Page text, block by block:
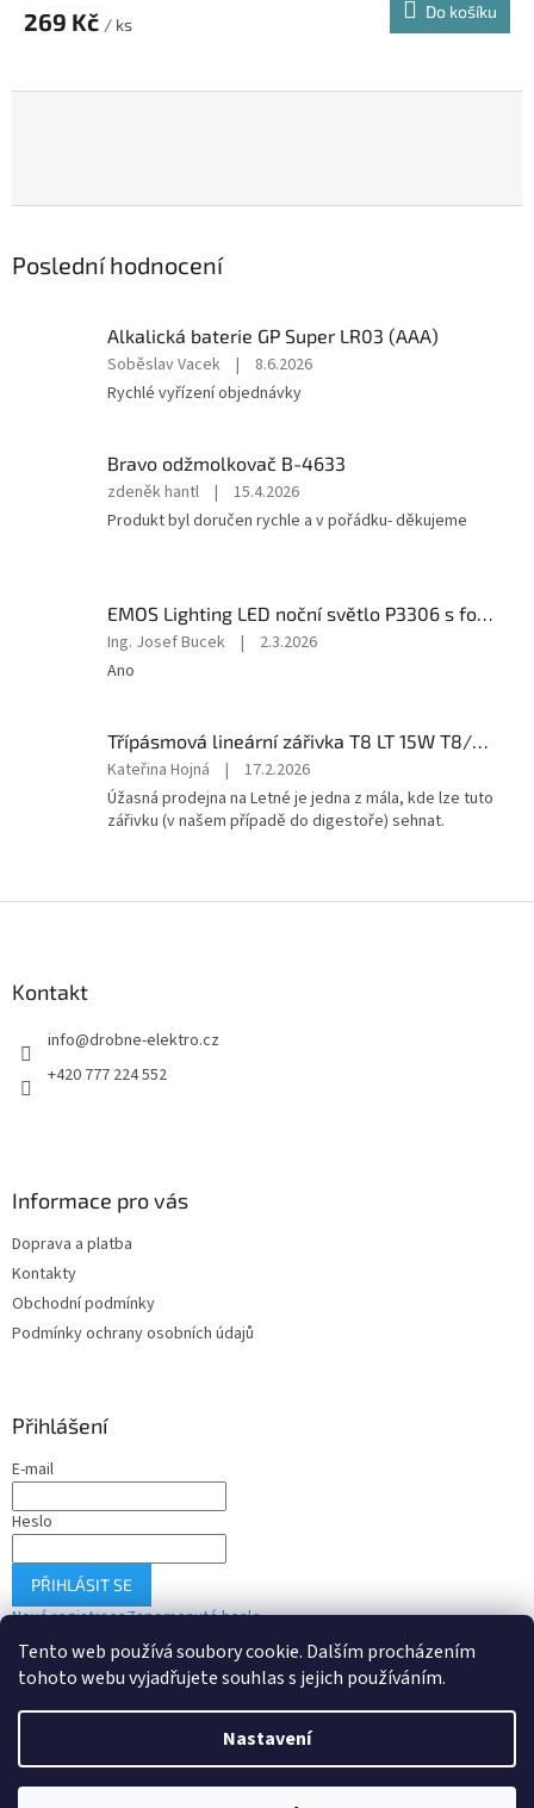
Tento web používá soubory cookie. Dalším procházením
tohoto webu vyjadřujete souhlas s jejich používáním.
Nastavení
269 Kč / ks
Do košíku
Poslední hodnocení
Alkalická baterie GP Super LR03 (AAA)
Hodnocení
produktu
je
z
5
hvězdiček.
Soběslav Vacek |
8.6.2026
Rychlé vyřízení objednávky
Bravo odžmolkovač B-4633
Hodnocení
produktu
5
hvězdiček.
zdeněk hantl |
15.4.2026
Produkt byl doručen rychle a v pořádku- děkujeme
EMOS Lighting LED noční světlo P3306 s fotosenzorem do zásuvky
Hodnocení
produktu
z
5
hvězdiček.
Ing. Josef Bucek |
2.3.2026
Ano
Třípásmová lineární zářivka T8 LT 15W T8/840 NBB
Hodnocení
produktu
je
hvězdiček.
Kateřina Hojná |
17.2.2026
Úžasná prodejna na Letné je jedna z mála, kde lze tuto
zářivku (v našem případě do digestoře) sehnat.
Kontakt
info@drobne-elektro.cz
+420 777 224 552
Informace pro vás
Doprava a platba
Kontakty
Obchodní podmínky
Podmínky ochrany osobních údajů
Přihlášení
E-mail
Heslo
PŘIHLÁSIT SE
Nová registraceZapomenuté heslo
Copyright 2026Drobné-elektro.cz. Všechna práva vyhrazena.